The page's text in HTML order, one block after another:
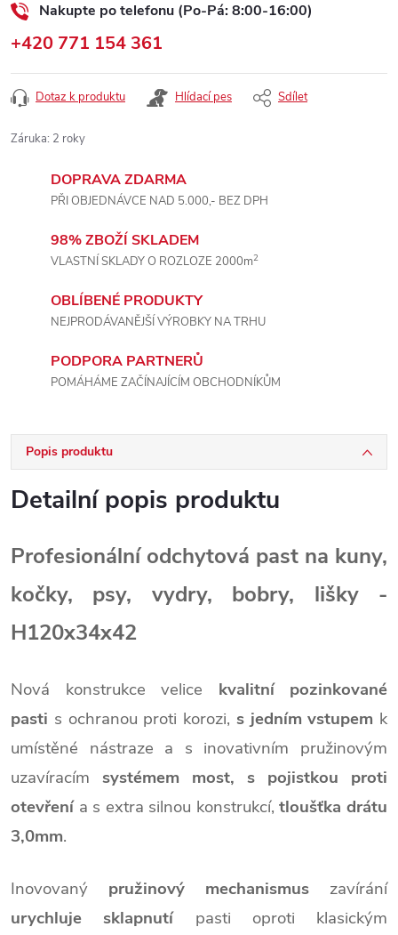
Nakupte po telefonu (Po-Pá: 8:00-16:00)
+420 771 154 361
Dotaz k produktu Hlídací pes Sdílet
Záruka: 2 roky
DOPRAVA ZDARMA
PŘI OBJEDNÁVCE NAD 5.000,- BEZ DPH
98% ZBOŽÍ SKLADEM
VLASTNÍ SKLADY O ROZLOZE 2000m2
OBLÍBENÉ PRODUKTY
NEJPRODÁVANĚJŠÍ VÝROBKY NA TRHU
PODPORA PARTNERŮ
POMÁHÁME ZAČÍNAJÍCÍM OBCHODNÍKŮM
Popis produktu
Detailní popis produktu
Profesionální odchytová past na kuny,
kočky, psy, vydry, bobry, lišky -
H120x34x42
Nová konstrukce velice kvalitní pozinkované
pasti s ochranou proti korozi, s jedním vstupem k
umístěné nástraze a s inovativním pružinovým
uzavíracím systémem most, s pojistkou proti
otevření a s extra silnou konstrukcí,tloušťka drátu
3,0mm.
Inovovaný pružinový mechanismus zavírání
urychluje sklapnutípasti oproti klasickým